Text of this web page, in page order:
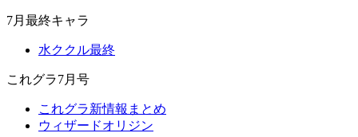
7月最終キャラ
水ククル最終
これグラ7月号
これグラ新情報まとめ
ウィザードオリジン